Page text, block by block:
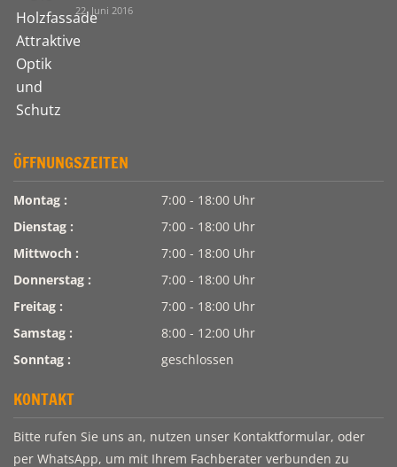
22. Juni 2016
ÖFFNUNGSZEITEN
Montag :
7:00 - 18:00 Uhr
Dienstag :
7:00 - 18:00 Uhr
Mittwoch :
7:00 - 18:00 Uhr
Donnerstag :
7:00 - 18:00 Uhr
Freitag :
7:00 - 18:00 Uhr
Samstag :
8:00 - 12:00 Uhr
Sonntag :
geschlossen
KONTAKT
Bitte rufen Sie uns an, nutzen unser Kontaktformular, oder
per WhatsApp, um mit Ihrem Fachberater verbunden zu